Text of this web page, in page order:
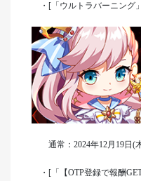
・[「ウルトラバーニング
通常：2024年12月19日(木
・[「【OTP登録で報酬